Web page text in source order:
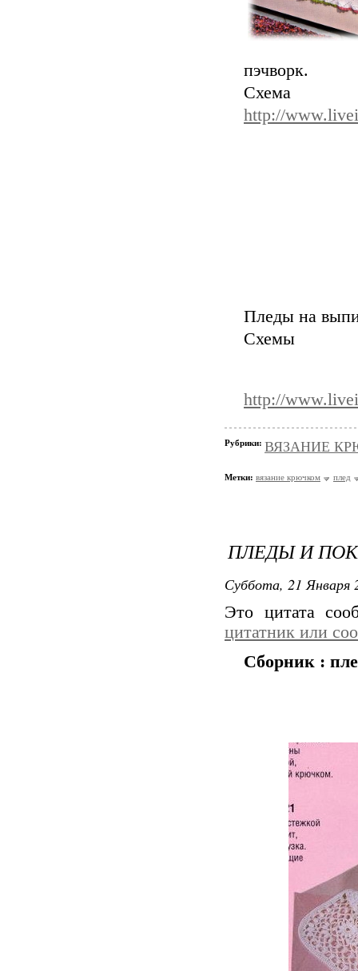
пэчворк.
http://
Пледы на
Схемы
http://
Рубрики: ВЯЗАНИЕ
Метки: вязание крючком плед
ПЛЕДЫ И
Суббота, 21 Января
Это цитата
цитатник или
Сборник :